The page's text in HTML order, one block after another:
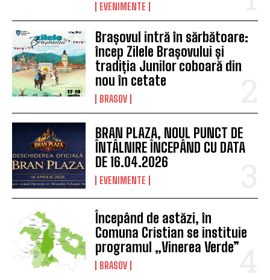
EVENIMENTE
Brașovul intră în sărbătoare:
încep Zilele Brașovului și
tradiția Junilor coboară din
nou în cetate
BRASOV
BRAN PLAZA, NOUL PUNCT DE
ÎNTÂLNIRE ÎNCEPÂND CU DATA
DE 16.04.2026
EVENIMENTE
Începând de astăzi, în
Comuna Cristian se instituie
programul „Vinerea Verde”
BRASOV